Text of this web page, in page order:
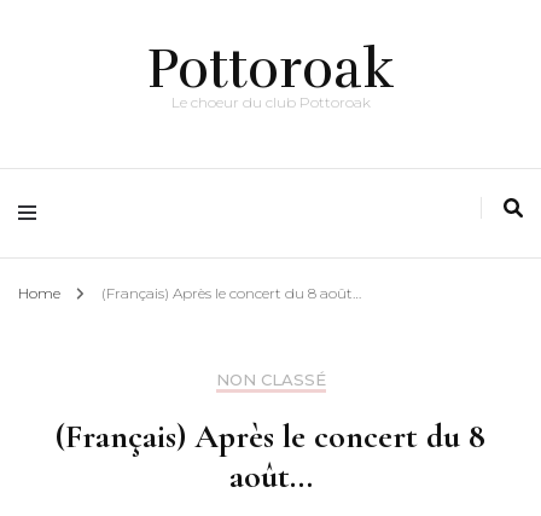
Pottoroak
Le choeur du club Pottoroak
Home (Français) Après le concert du 8 août…
NON CLASSÉ
(Français) Après le concert du 8
août…